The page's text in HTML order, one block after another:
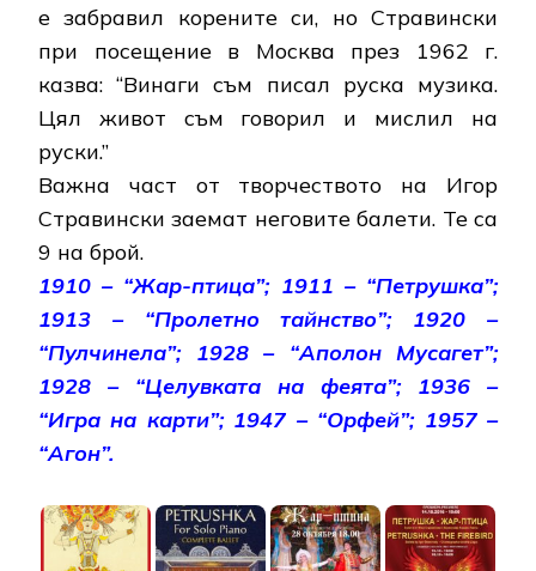
е забравил корените си, но Стравински
при посещение в Москва през 1962 г.
казва: “Винаги съм писал руска музика.
Цял живот съм говорил и мислил на
руски.”
Важна част от творчеството на Игор
Стравински заемат неговите балети. Те са
9 на брой.
1910 – “Жар-птица”; 1911 – “Петрушка”;
1913 – “Пролетно тайнство”; 1920 –
“Пулчинела”; 1928 – “Аполон Мусагет”;
1928 – “Целувката на феята”; 1936 –
“Игра на карти”; 1947 – “Орфей”; 1957 –
“Агон”.